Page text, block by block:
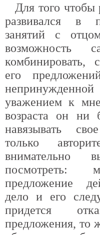
Для того чтобы
развивался в
занятий с
возможность
комбинировать,
его
уважением к
возраста он ни
навязывать
только
внимательно
предложение
дело и его
придется
предложения, то